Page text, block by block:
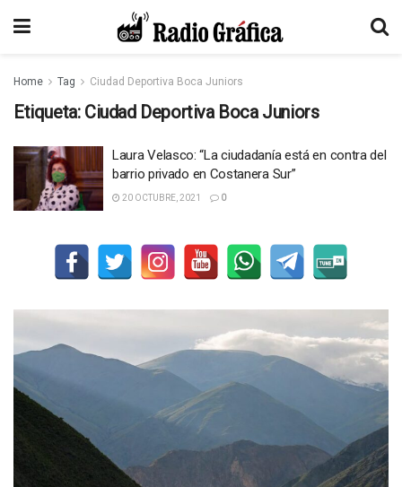
Home Tag Ciudad Deportiva Boca Juniors
Etiqueta: Ciudad Deportiva Boca Juniors
Laura Velasco: “La ciudadanía está en contra del
barrio privado en Costanera Sur”
20 OCTUBRE, 2021 0